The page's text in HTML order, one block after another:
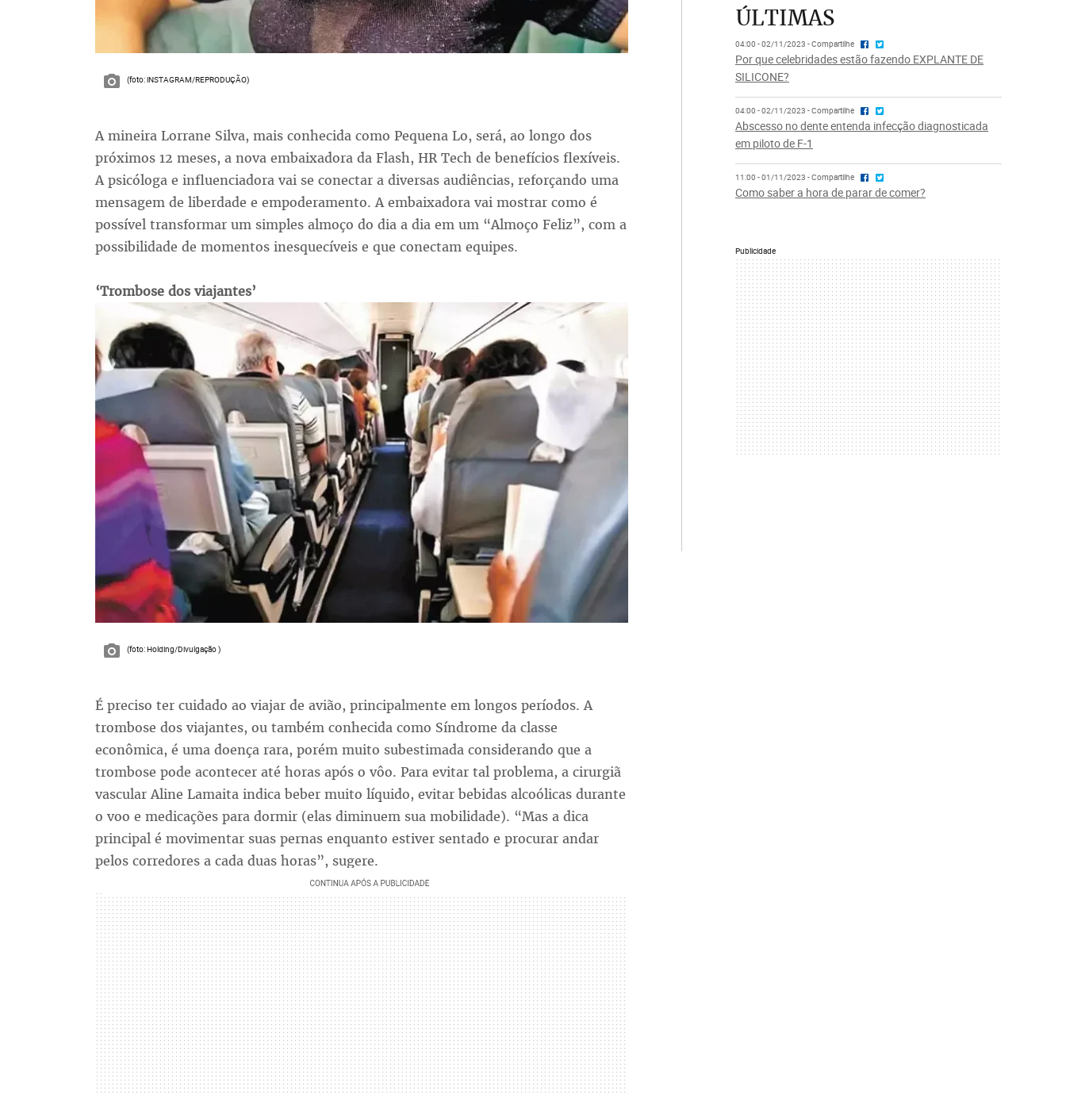
(foto: iNSTAGRAM/REPRODUÇÃO)
A mineira Lorrane Silva, mais conhecida como Pequena Lo, será, ao longo dos
próximos 12 meses, a nova embaixadora da Flash, HR Tech de benefícios flexíveis.
A psicóloga e influenciadora vai se conectar a diversas audiências, reforçando uma
mensagem de liberdade e empoderamento. A embaixadora vai mostrar como é
possível transformar um simples almoço do dia a dia em um “Almoço Feliz”, com a
possibilidade de momentos inesquecíveis e que conectam equipes.
‘Trombose dos viajantes’
(foto: Holding/Divulgação )
É preciso ter cuidado ao viajar de avião, principalmente em longos períodos. A
trombose dos viajantes, ou também conhecida como Síndrome da classe
econômica, é uma doença rara, porém muito subestimada considerando que a
trombose pode acontecer até horas após o vôo. Para evitar tal problema, a cirurgiã
vascular Aline Lamaita indica beber muito líquido, evitar bebidas alcoólicas durante
o voo e medicações para dormir (elas diminuem sua mobilidade). “Mas a dica
principal é movimentar suas pernas enquanto estiver sentado e procurar andar
pelos corredores a cada duas horas”, sugere.
ÚLTIMAS
04:00 - 02/11/2023 - Compartilhe
Por que celebridades estão fazendo EXPLANTE DE
SILICONE?
04:00 - 02/11/2023 - Compartilhe
Abscesso no dente entenda infecção diagnosticada
em piloto de F-1
11:00 - 01/11/2023 - Compartilhe
Como saber a hora de parar de comer?
Publicidade